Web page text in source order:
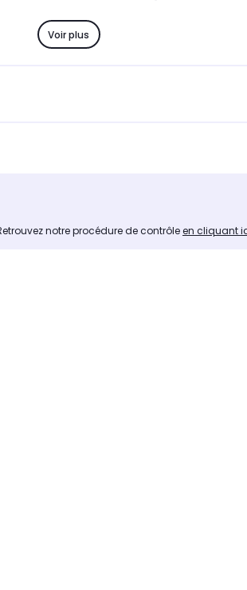
Voir plus
notre procédure de contrôleen cliquant